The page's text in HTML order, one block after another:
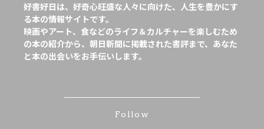
好書好日は、好奇心旺盛な人々に向けた、人生を豊かにす
る本の情報サイトです。
映画やアート、食などのライフ＆カルチャーを楽しむため
の本の紹介から、朝日新聞に掲載された書評まで、あなた
と本の出会いをお手伝いします。
Follow